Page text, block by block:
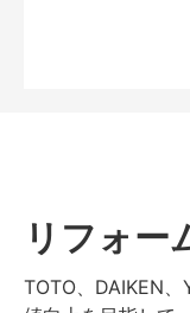
リフォー
TOTO、DAIKEN